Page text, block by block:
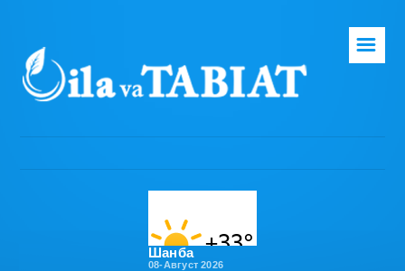
Бош саҳифа
☰
Шанба
08-Август 2026